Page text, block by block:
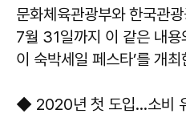
문화체육관광부와 한국관
7월 31일까지 이 같은 내
이 숙박세일 페스타’를 개
◆ 2020년 첫 도입…소비